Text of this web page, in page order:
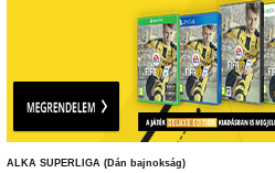
ALKA SUPERLIGA (Dán bajnokság)